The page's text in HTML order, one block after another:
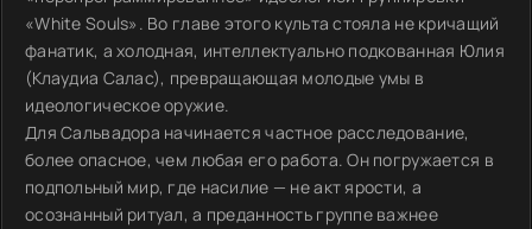
«White Souls». Во главе этого культа стояла не кричащий
фанатик, а холодная, интеллектуально подкованная Юлия
(Клаудиа Салас), превращающая молодые умы в
идеологическое оружие.
Для Сальвадора начинается частное расследование,
более опасное, чем любая его работа. Он погружается в
подпольный мир, где насилие — не акт ярости, а
осознанный ритуал, а преданность группе важнее